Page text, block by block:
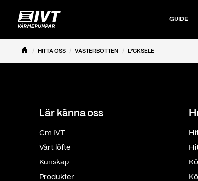
GUIDE
HITTA OSS VÄSTERBOTTEN LYCKSELE
Lär känna oss
Om IVT
Vårt löfte
Kunskap
Produkter